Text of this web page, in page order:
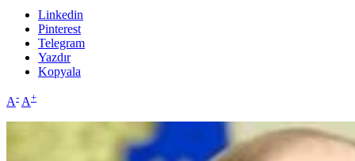
Linkedin
Pinterest
Telegram
Yazdır
Kopyala
A- A+